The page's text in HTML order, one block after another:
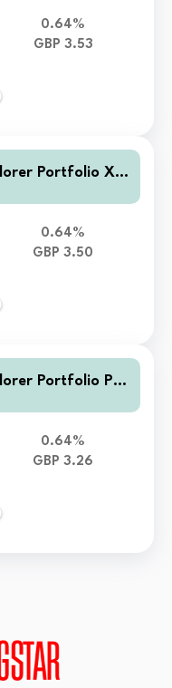
0.64%
GBP 3.53
Portfolio X A
0.64%
GBP 3.50
Portfolio P I
0.64%
GBP 3.26